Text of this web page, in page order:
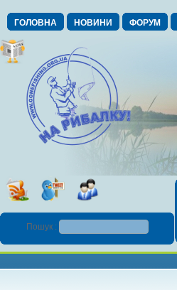
ГОЛОВНА НОВИНИ ФОРУМ
Пошук :